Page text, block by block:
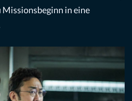
Missionsbeginn in eine